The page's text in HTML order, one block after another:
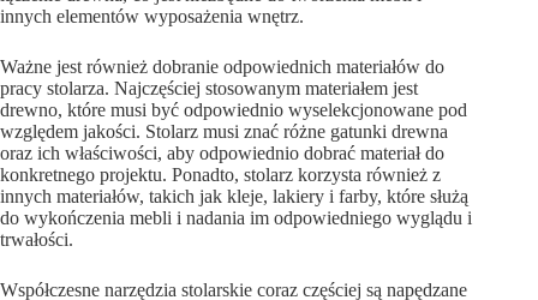
innych elementów wyposażenia wnętrz.
Ważne jest również dobranie odpowiednich materiałów do
pracy stolarza. Najczęściej stosowanym materiałem jest
drewno, które musi być odpowiednio wyselekcjonowane pod
względem jakości. Stolarz musi znać różne gatunki drewna
oraz ich właściwości, aby odpowiednio dobrać materiał do
konkretnego projektu. Ponadto, stolarz korzysta również z
innych materiałów, takich jak kleje, lakiery i farby, które służą
do wykończenia mebli i nadania im odpowiedniego wyglądu i
trwałości.
Współczesne narzędzia stolarskie coraz częściej są napędzane